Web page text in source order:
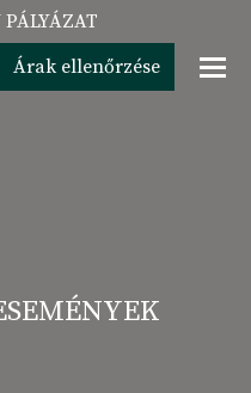
Árak ellenőrzése